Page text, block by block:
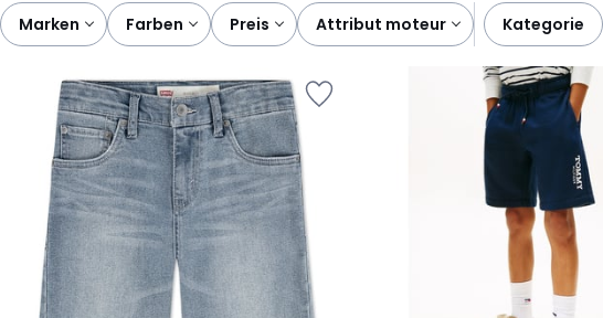
marken farben preis attribut moteur kategorie